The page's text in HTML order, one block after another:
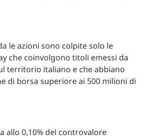
le azioni sono colpite solo le
che coinvolgono titoli emessi da
territorio italiano e che abbiano
di borsa superiore ai 500 milioni di
allo 0,10% del controvalore